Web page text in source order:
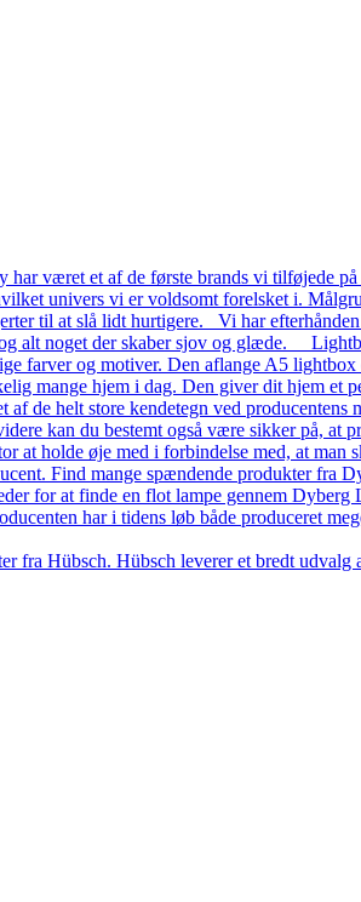
været et af de første brands vi tilføjede
univers vi er voldsomt forelsket i.
til at slå lidt hurtigere. Vi har
alt noget der skaber sjov og glæde.
farver og motiver. Den aflange A5
mange hjem i dag. Den giver dit hjem et
de helt store kendetegn ved
kan du bestemt også være sikker på, at
at holde øje med i forbindelse med, at
Find mange spændende produkter fra
for at finde en flot lampe gennem
har i tidens løb både produceret
fra Hübsch. Hübsch leverer et bredt